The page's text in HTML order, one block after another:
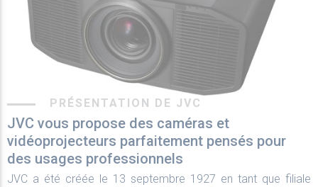
PRÉSENTATION DE JVC
JVC vous propose des caméras et
vidéoprojecteurs parfaitement pensés pour
des usages professionnels
JVC a été créée le 13 septembre 1927 en tant que filiale